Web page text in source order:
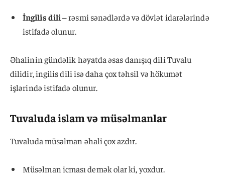
İngilis dili– rəsmi sənədlərdə və dövlət idarələrində
istifadə olunur.
Əhalinin gündəlik həyatda əsas danışıq dili Tuvalu
dilidir, ingilis dili isə daha çox təhsil və hökumət
işlərində istifadə olunur.
Tuvaluda islam və müsəlmanlar
Tuvaluda müsəlman əhali çox azdır.
Müsəlman icması demək olar ki, yoxdur.